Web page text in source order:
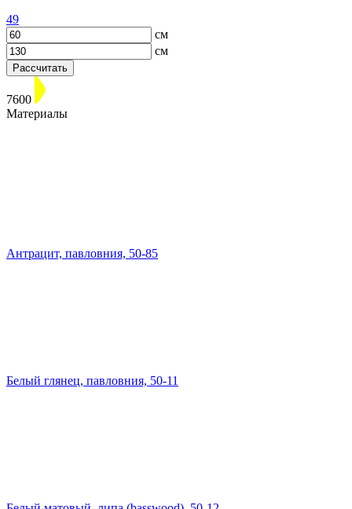
49
см
см
Рассчитать
7600
Материалы
Антрацит, павловния, 50-85
Белый глянец, павловния, 50-11